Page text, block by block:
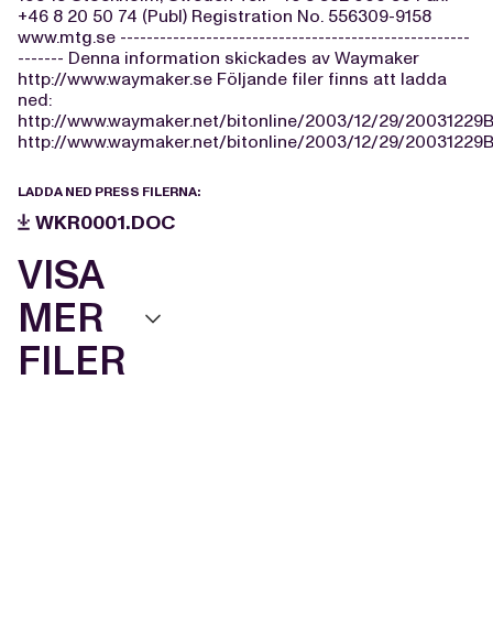
+46 8 20 50 74 (Publ) Registration No. 556309-9158
www.mtg.se -----------------------------------------------------
------- Denna information skickades av Waymaker
http://www.waymaker.se Följande filer finns att ladda
ned:
http://www.waymaker.net/bitonline/2003/12/29/
http://www.waymaker.net/bitonline/2003/12/29/
LADDA NED PRESS FILERNA:
WKR0001.DOC
VISA
MER
FILER